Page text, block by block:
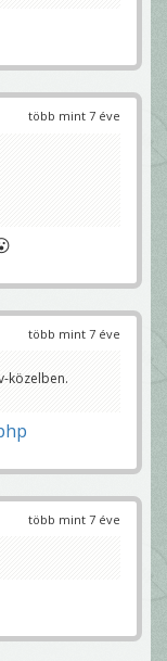
több mint 7 éve
több mint 7 éve
közelben.
több mint 7 éve